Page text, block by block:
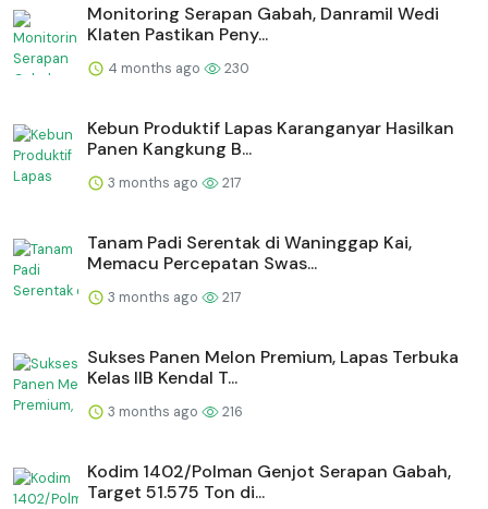
Monitoring Serapan Gabah, Danramil Wedi
Klaten Pastikan Peny...
4 months ago 230
⁠Kebun Produktif Lapas Karanganyar Hasilkan
Panen Kangkung B...
3 months ago 217
Tanam Padi Serentak di Waninggap Kai,
Memacu Percepatan Swas...
3 months ago 217
Sukses Panen Melon Premium, Lapas Terbuka
Kelas IIB Kendal T...
3 months ago 216
Kodim 1402/Polman Genjot Serapan Gabah,
Target 51.575 Ton di...